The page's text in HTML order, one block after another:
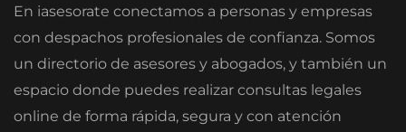
En iasesorate conectamos a personas y empresas
con despachos profesionales de confianza. Somos
un directorio de asesores y abogados, y también un
espacio donde puedes realizar consultas legales
online de forma rápida, segura y con atención